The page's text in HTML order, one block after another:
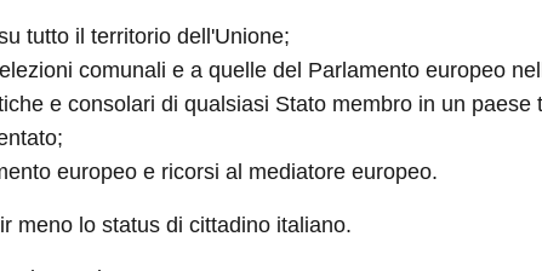
tutto il territorio dell'Unione;
comunali e a quelle del Parlamento europeo
e consolari di qualsiasi Stato membro in un
europeo e ricorsi al mediatore europeo.
meno lo status di cittadino italiano.